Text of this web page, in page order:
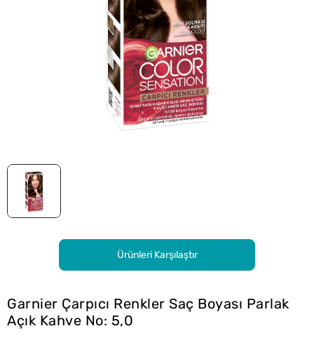
Ürünleri Karşılaştır
Garnier Çarpıcı Renkler Saç Boyası Parlak
Açık Kahve No: 5,0